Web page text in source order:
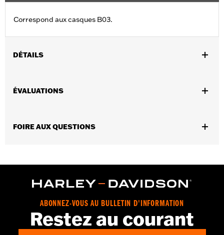
Correspond aux casques B03.
DÉTAILS
Collection:Genuine MotorClothes
ÉVALUATIONS
FOIRE AUX QUESTIONS
ABONNEZ-VOUS AU BULLETIN D'INFORMATION
Restez au courant